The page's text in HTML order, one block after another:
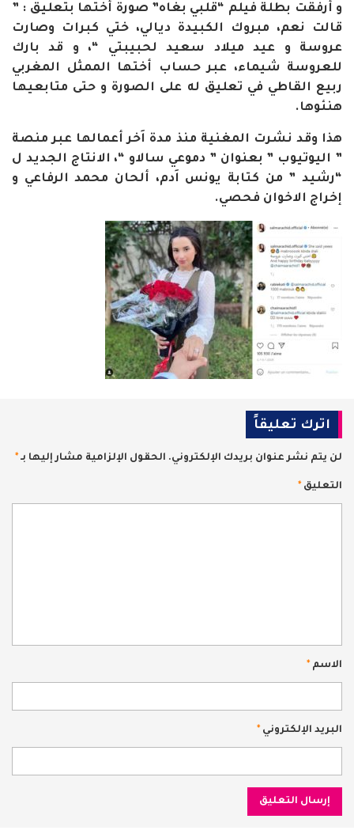
و أرفقت بطلة فيلم “قلبي بغاه” صورة أختها بتعليق : ”
قالت نعم، مبروك الكبيدة ديالي، ختي كبرات وصارت
عروسة و عيد ميلاد سعيد لحبيبتي “، و قد بارك
للعروسة شيماء، عبر حساب أختها الممثل المغربي
ربيع القاطي في تعليق له على الصورة و حتى متابعيها
هنئوها.
هذا وقد نشرت المغنية منذ مدة اَخر أعمالها عبر منصة
” اليوتيوب ” بعنوان ” دموعي سالاو “، الانتاج الجديد ل
“رشيد ” من كتابة يونس اَدم، ألحان محمد الرفاعي و
إخراج الاخوان فحصي.
اترك تعليقاً
لن يتم نشر عنوان بريدك الإلكتروني. الحقول الإلزامية مشار إليها بـ *
التعليق *
الاسم *
البريد الإلكتروني *